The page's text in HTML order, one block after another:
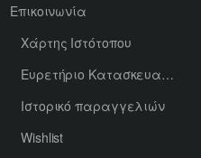
Επικοινωνία
Χάρτης Ιστότοπου
Ευρετήριο Κατασκευαστών
Ιστορικό παραγγελιών
Wishlist